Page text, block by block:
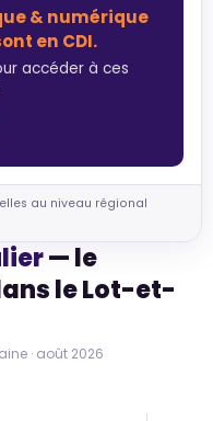
& numérique
en CDI.
accéder à ces
au niveau régional
— le
le Lot-et-
· août 2026